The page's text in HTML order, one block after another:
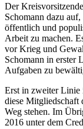
Der
Schomann dazu
öffentlich und
Arbeit zu machen.
vor Krieg und
Schomann in erster
Aufgaben zu
Erst in zweiter Linie
diese Mitgliedschaft
Weg stehen. Im
2016 unter dem